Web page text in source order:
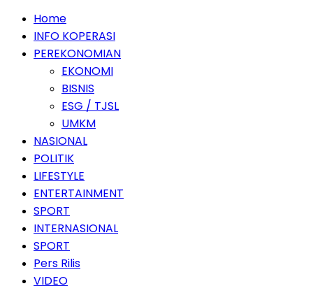
Home
INFO KOPERASI
PEREKONOMIAN
EKONOMI
BISNIS
ESG / TJSL
UMKM
NASIONAL
POLITIK
LIFESTYLE
ENTERTAINMENT
SPORT
INTERNASIONAL
SPORT
Pers Rilis
VIDEO